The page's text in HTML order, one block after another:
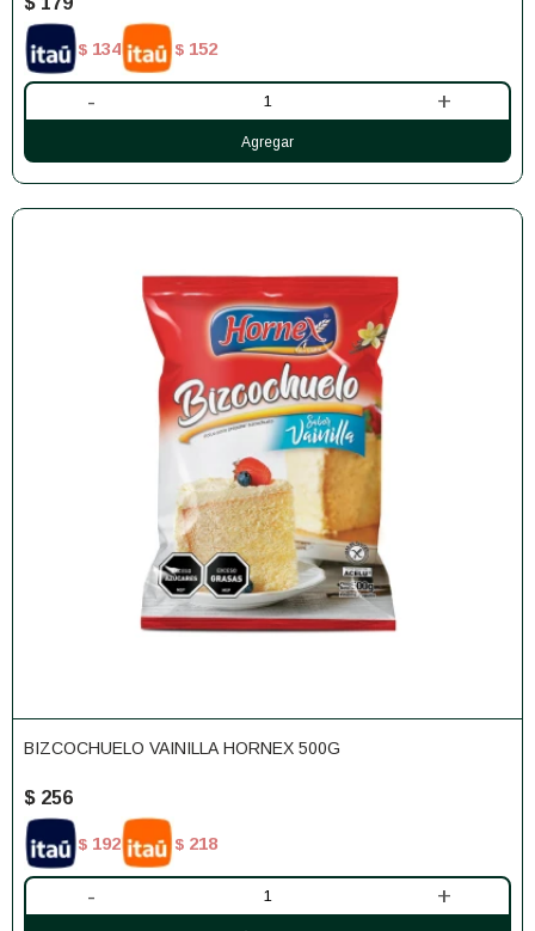
$ 134 $ 152
- +
BIZCOCHUELO VAINILLA HORNEX 500G
$ 256
$ 192 $ 218
- +